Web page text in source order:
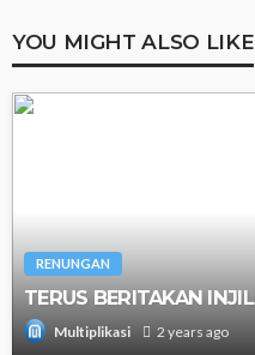
YOU MIGHT ALSO LIKE
RENUNGAN
TERUS BERITAKAN INJIL
Multiplikasi 2 years ago